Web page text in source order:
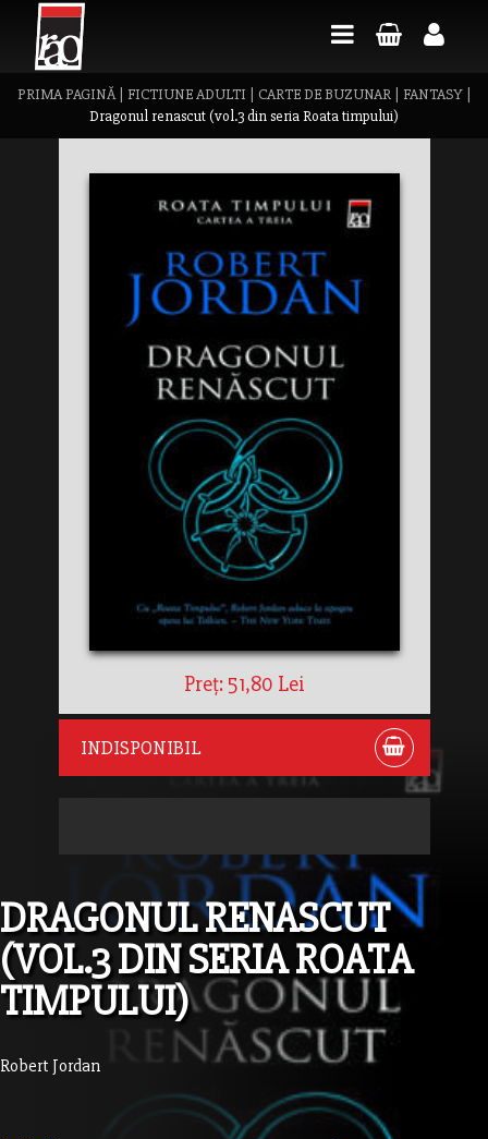
PRIMA PAGINĂ| FICTIUNE ADULTI CARTE DE BUZUNAR| FANTASY|
Dragonul renascut (vol.3 din seria Roata timpului)
Preț: 51,80 Lei
INDISPONIBIL
DRAGONUL RENASCUT
(VOL.3 DIN SERIA ROATA
TIMPULUI)
Robert Jordan